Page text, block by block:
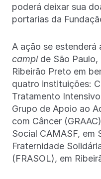
poderá deixar sua
portarias da
A ação se estenderá
campi de São
Ribeirão Preto em
quatro instituições:
Tratamento
Grupo de Apoio ao
com Câncer
Social CAMASF, em
Fraternidade
(FRASOL), em